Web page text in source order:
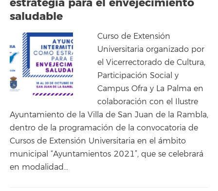
estrategia para el envejecimiento
saludable
Curso de Extensión
Universitaria organizado por
el Vicerrectorado de Cultura,
Participación Social y
Campus Ofra y La Palma en
colaboración con el Ilustre
Ayuntamiento de la Villa de San Juan de la Rambla,
dentro de la programación de la convocatoria de
Cursos de Extensión Universitaria en el ámbito
municipal “Ayuntamientos 2021”, que se celebrará
en modalidad…